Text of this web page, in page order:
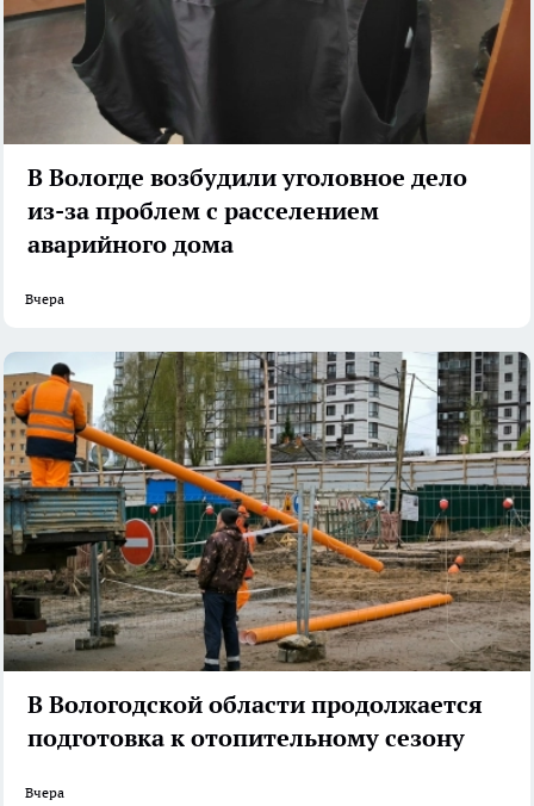
В Вологде возбудили уголовное дело
из-за проблем с расселением
аварийного дома
Вчера
В Вологодской области продолжается
подготовка к отопительному сезону
Вчера